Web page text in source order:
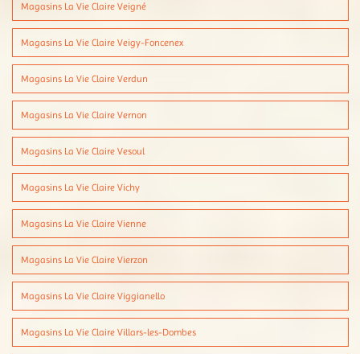
Magasins La Vie Claire Veigné
Magasins La Vie Claire Veigy-Foncenex
Magasins La Vie Claire Verdun
Magasins La Vie Claire Vernon
Magasins La Vie Claire Vesoul
Magasins La Vie Claire Vichy
Magasins La Vie Claire Vienne
Magasins La Vie Claire Vierzon
Magasins La Vie Claire Viggianello
Magasins La Vie Claire Villars-les-Dombes